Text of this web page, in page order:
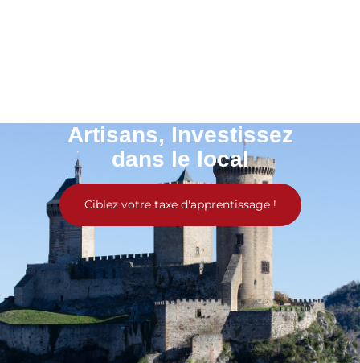
Artisans, Investissez
dans le local
Ciblez votre taxe d'apprentissage !